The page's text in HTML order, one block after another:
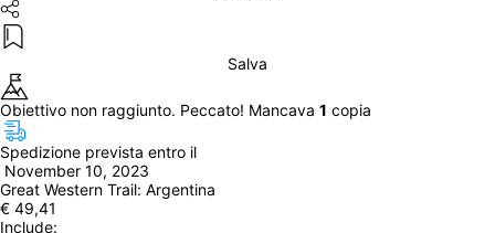
Salva
Obiettivo non raggiunto. Peccato! Mancava 1 copia
Spedizione prevista entro il
November 10, 2023
Great Western Trail: Argentina
€ 49,41
Include: